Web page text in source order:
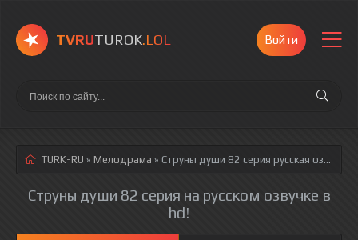
TVRUTUROK.LOL Войти
TURK-RU » Мелодрама » Струны души 82 серия русская озвучка полностью смотреть онлайн!
Струны души 82 серия на русском озвучке в
hd!